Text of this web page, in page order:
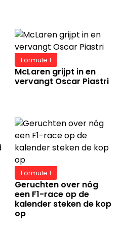
Formule 1
McLaren grijpt in en
vervangt Oscar Piastri
Formule 1
Geruchten over nóg
een F1-race op de
kalender steken de kop
op